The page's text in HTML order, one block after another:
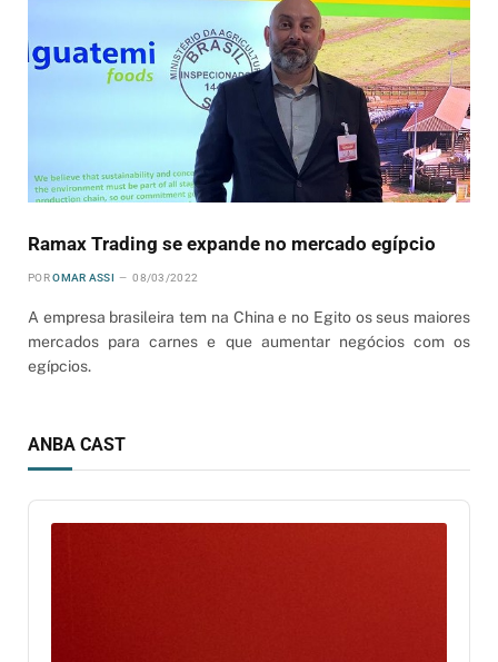
Ramax Trading se expande no mercado egípcio
POR OMAR ASSI 08/03/2022
A empresa brasileira tem na China e no Egito os seus maiores
mercados para carnes e que aumentar negócios com os
egípcios.
ANBA CAST
Audio
Player